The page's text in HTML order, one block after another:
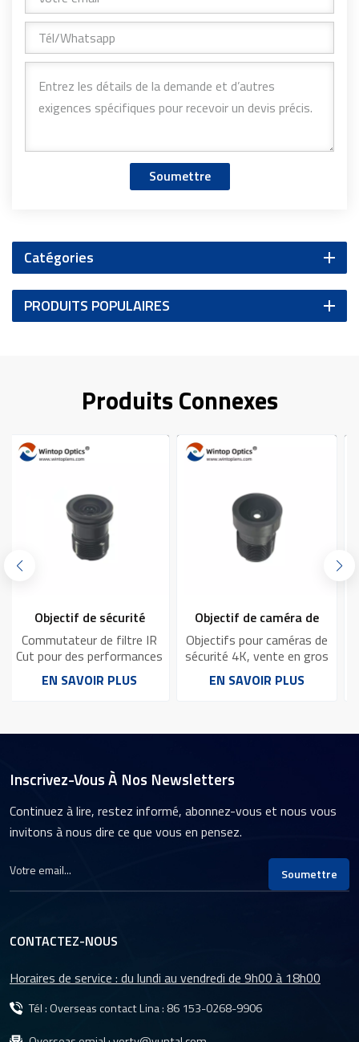
Soumettre
Catégories
PRODUITS POPULAIRES
Produits Connexes
Objectif de caméra de
sécurité 4K de
surveillance d'imagerie
exceptionnelle YT-4978P-
Objectifs pour caméras de
sécurité 4K, vente en gros
d'usine (2024)Objectif de
surveillance CCTV 4 MP
TTLCapteur S04C10 avec
d'imagerie exceptionnelle
EN SAVOIR PLUS
Objectif de surveillance
de sécurité CCTV F1.6 74
degrés YT-8020P-C2
Objectif de caméra de
vidéosurveillance à grande
ouverture F/NO 1.6 pour
une vision nocturne
haute résolution 1/2,8''
intégration élégante.
vidéosurveillance 5 MP.
EN SAVOIR PLUS
Inscrivez-Vous À Nos Newsletters
Continuez à lire, restez informé, abonnez-vous et nous vous
invitons à nous dire ce que vous en pensez.
Soumettre
CONTACTEZ-NOUS
Horaires de service : du lundi au vendredi de 9h00 à 18h00
Tél : Overseas contact Lina : 86 153-0268-9906